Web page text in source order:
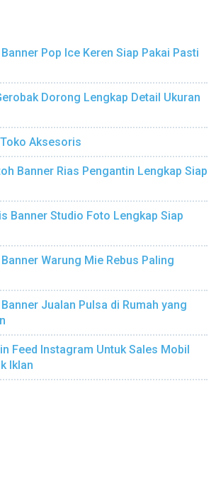
Pop Ice Keren Siap Pakai Pasti
Dorong Lengkap Detail Ukuran
Aksesoris
Banner Rias Pengantin Lengkap Siap
Banner Studio Foto Lengkap Siap
Warung Mie Rebus Paling
Jualan Pulsa di Rumah yang
Feed Instagram Untuk Sales Mobil
Iklan